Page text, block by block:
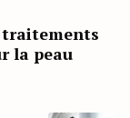
traitements
la peau